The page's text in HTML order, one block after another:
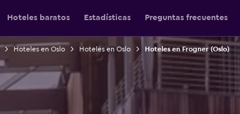
Hoteles baratos Estadísticas Preguntas frecuentes
Hoteles en Oslo Hoteles en Oslo Hoteles en Frogner (Oslo)